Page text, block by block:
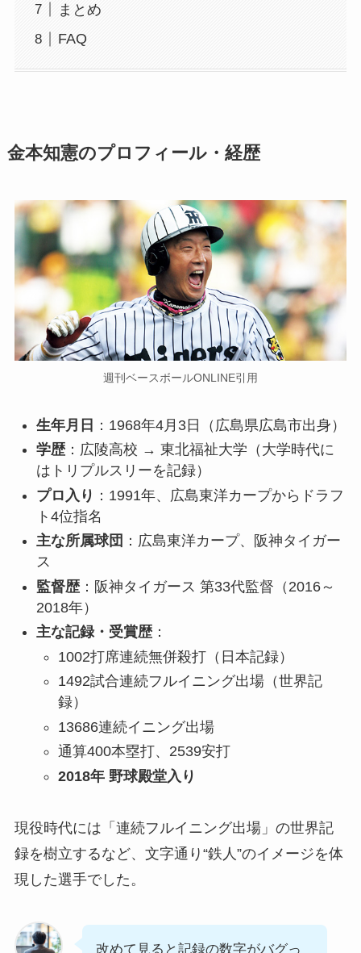
まとめ
FAQ
金本知憲のプロフィール・経歴
週刊ベースボールONLINE引用
生年月日 ：1968年4月3日（広島県広島市出身）
学歴：広陵高校 → 東北福祉大学（大学時代に
はトリプルスリーを記録）
プロ入り ：1991年、広島東洋カープからドラフ
ト4位指名
主な所属球団 ：広島東洋カープ、阪神タイガー
ス
監督歴：阪神タイガース 第33代監督（2016～
2018年）
主な記録・受賞歴：
1002打席連続無併殺打（日本記録）
1492試合連続フルイニング出場（世界記
録）
13686連続イニング出場
通算400本塁打、2539安打
2018年 野球殿堂入り
現役時代には「連続フルイニング出場」の世界記
録を樹立するなど、文字通り“鉄人”のイメージを体
現した選手でした。
改めて見ると記録の数字がバグっ